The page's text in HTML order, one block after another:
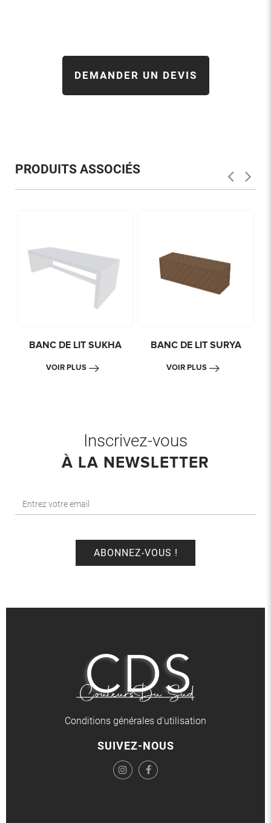
DEMANDER UN DEVIS
PRODUITS ASSOCIÉS
BANC DE LIT SUKHA
VOIR PLUS
BANC DE LIT SURYA
VOIR PLUS
Inscrivez-vous
À LA NEWSLETTER
Conditions générales d'utilisation
SUIVEZ-NOUS